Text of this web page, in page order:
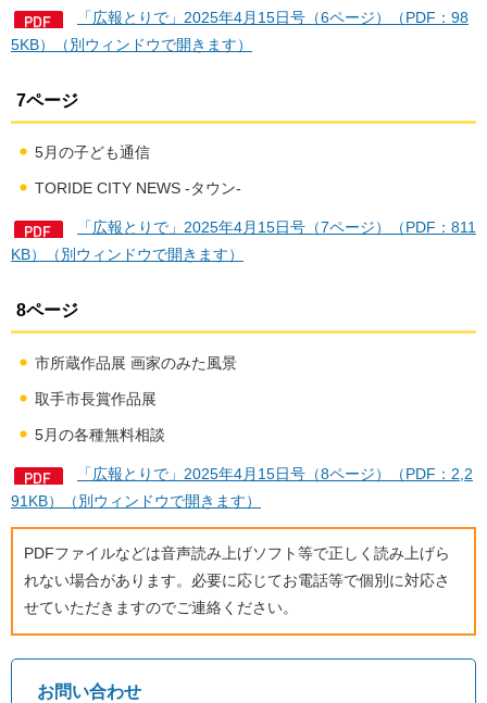
「広報とりで」2025年4月15日号（6ページ）（PDF：98
5KB）（別ウィンドウで開きます）
7ページ
5月の子ども通信
TORIDE CITY NEWS -タウン-
「広報とりで」2025年4月15日号（7ページ）（PDF：811
KB）（別ウィンドウで開きます）
8ページ
市所蔵作品展 画家のみた風景
取手市長賞作品展
5月の各種無料相談
「広報とりで」2025年4月15日号（8ページ）（PDF：2,2
91KB）（別ウィンドウで開きます）
PDFファイルなどは音声読み上げソフト等で正しく読み上げら
れない場合があります。必要に応じてお電話等で個別に対応さ
せていただきますのでご連絡ください。
お問い合わせ